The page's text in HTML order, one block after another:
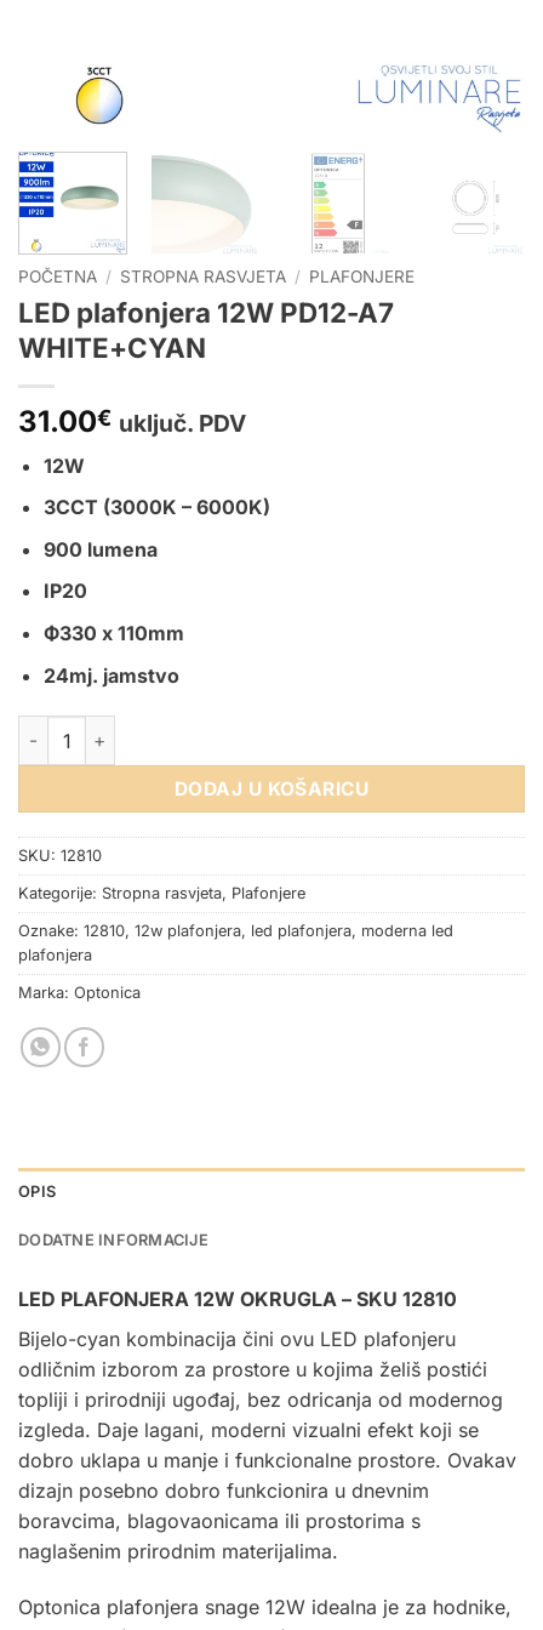
POČETNA / STROPNA RASVJETA / PLAFONJERE
LED plafonjera 12W PD12-A7
WHITE+CYAN
31.00€ uključ. PDV
12W
3CCT (3000K – 6000K)
900 lumena
IP20
Ф330 x 110mm
24mj. jamstvo
LED plafonjera 12W PD12-A7 WHITE+CYAN količina
DODAJ U KOŠARICU
SKU: 12810
Kategorije: Stropna rasvjeta, Plafonjere
Oznake: 12810, 12w plafonjera, led plafonjera, moderna led
plafonjera
Marka: Optonica
OPIS
DODATNE INFORMACIJE
LED PLAFONJERA 12W OKRUGLA – SKU 12810
Bijelo-cyan kombinacija čini ovu LED plafonjeru
odličnim izborom za prostore u kojima želiš postići
topliji i prirodniji ugođaj, bez odricanja od modernog
izgleda. Daje lagani, moderni vizualni efekt koji se
dobro uklapa u manje i funkcionalne prostore. Ovakav
dizajn posebno dobro funkcionira u dnevnim
boravcima, blagovaonicama ili prostorima s
naglašenim prirodnim materijalima.
Optonica plafonjera snage 12W idealna je za hodnike,